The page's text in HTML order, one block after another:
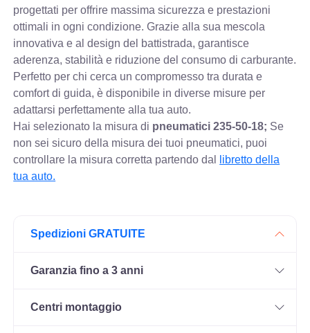
progettati per offrire massima sicurezza e prestazioni
ottimali in ogni condizione. Grazie alla sua mescola
innovativa e al design del battistrada, garantisce
aderenza, stabilità e riduzione del consumo di carburante.
Perfetto per chi cerca un compromesso tra durata e
comfort di guida, è disponibile in diverse misure per
adattarsi perfettamente alla tua auto.
Hai selezionato la misura di pneumatici235-50-18; Se
non sei sicuro della misura dei tuoi pneumatici, puoi
controllare la misura corretta partendo dal
libretto della
tua auto.
Spedizioni GRATUITE
Garanzia fino a 3 anni
Centri montaggio